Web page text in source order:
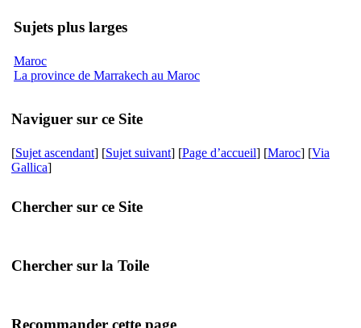
Sujets plus larges
Maroc
La province de Marrakech au Maroc
Naviguer sur ce Site
[Sujet ascendant] [Sujet suivant] [Page d’accueil] [Maroc] [Via
Gallica]
Chercher sur ce Site
Chercher sur la Toile
Recommander cette page